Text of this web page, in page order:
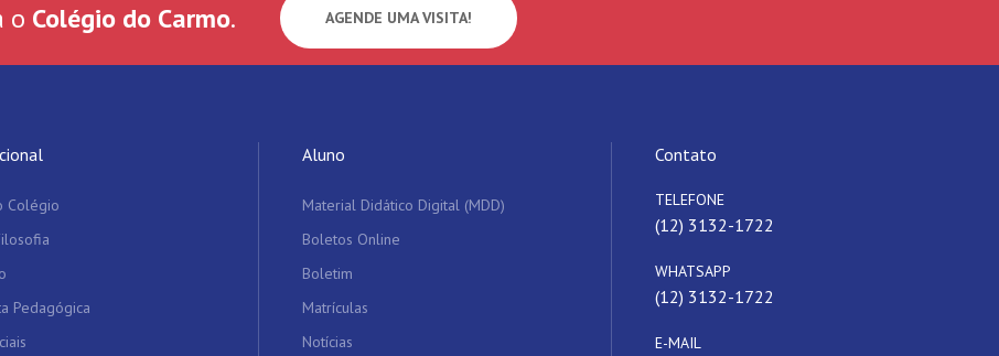
o Colégio do Carmo. AGENDE UMA VISITA!
Colégio
Pedagógica
Aluno
Material Didático Digital (MDD)
Boletos Online
Boletim
Matrículas
Notícias
Contato
TELEFONE
(12) 3132-1722
WHATSAPP
(12) 3132-1722
E-MAIL